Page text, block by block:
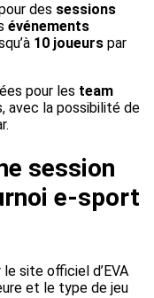
des sessions
événements
10 joueurs par
pour les team
avec la possibilité de
session
e-sport
site officiel d’EVA
et le type de jeu